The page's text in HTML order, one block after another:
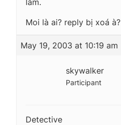
Moi là ai? reply bị xoá à?
May 19, 2003 at 10:19 am
skywalker
Participant
Detective